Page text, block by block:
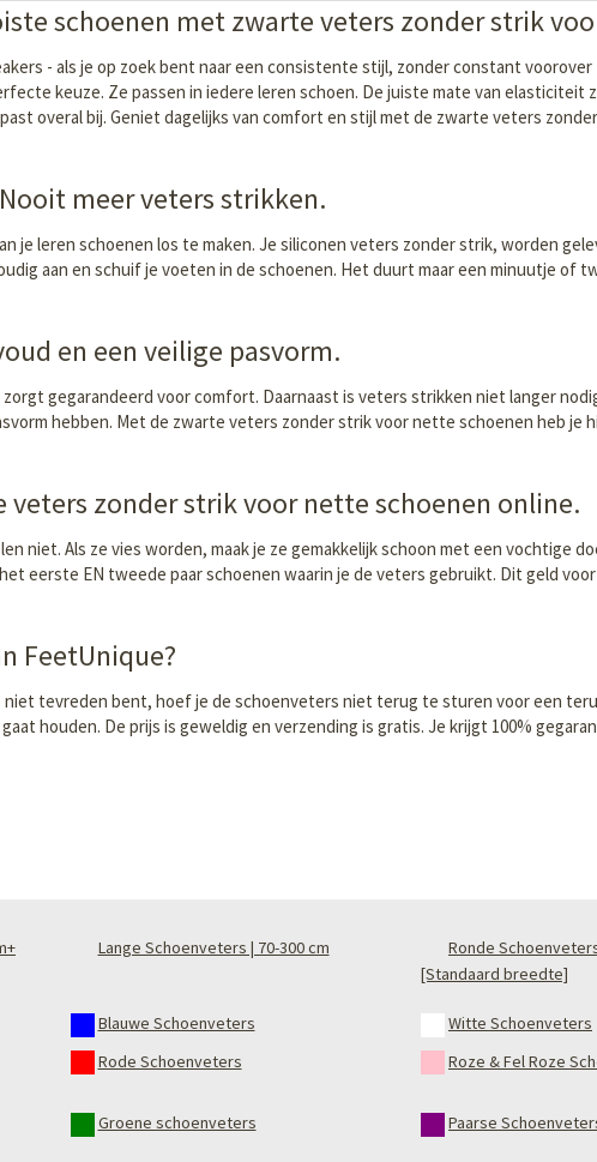
schoenen met zwarte veters zonder strik
- als je op zoek bent naar een consistente stijl, zonder constant
keuze. Ze passen in iedere leren schoen. De juiste mate van
overal bij. Geniet dagelijks van comfort en stijl met de zwarte veters
meer veters strikken.
je leren schoenen los te maken. Je siliconen veters zonder strik, worden
aan en schuif je voeten in de schoenen. Het duurt maar een minuutje of
en een veilige pasvorm.
gegarandeerd voor comfort. Daarnaast is veters strikken niet langer
hebben. Met de zwarte veters zonder strik voor nette schoenen heb je
zonder strik voor nette schoenen online.
niet. Als ze vies worden, maak je ze gemakkelijk schoon met een vochtige
eerste EN tweede paar schoenen waarin je de veters gebruikt. Dit geld
FeetUnique?
niet tevreden bent, hoef je de schoenveters niet terug te sturen voor een
houden. De prijs is geweldig en verzending is gratis. Je krijgt 100%
Lange Schoenveters | 70-300 cm
Ronde
[Standaard breedte]
Blauwe Schoenveters Witte Schoenveters
Rode Schoenveters
Roze & Fel Roze
Groene schoenveters Paarse